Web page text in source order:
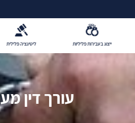
ייצוג בעבירות פליליות ליטיגציה פלילית
עורך דין